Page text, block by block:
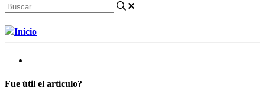
Inicio
Fue útil el articulo?